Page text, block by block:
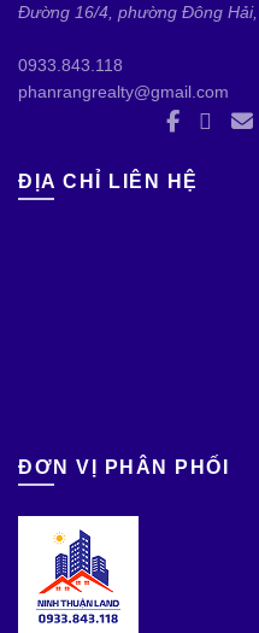
Đường 16/4, phường Đông Hải,
0933.843.118
phanrangrealty@gmail.com
ĐỊA CHỈ LIÊN HỆ
ĐƠN VỊ PHÂN PHỐI